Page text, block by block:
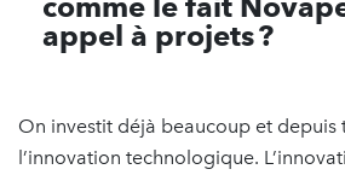
appel à projets ?
On investit déjà beaucoup et depuis
l’innovation technologique.